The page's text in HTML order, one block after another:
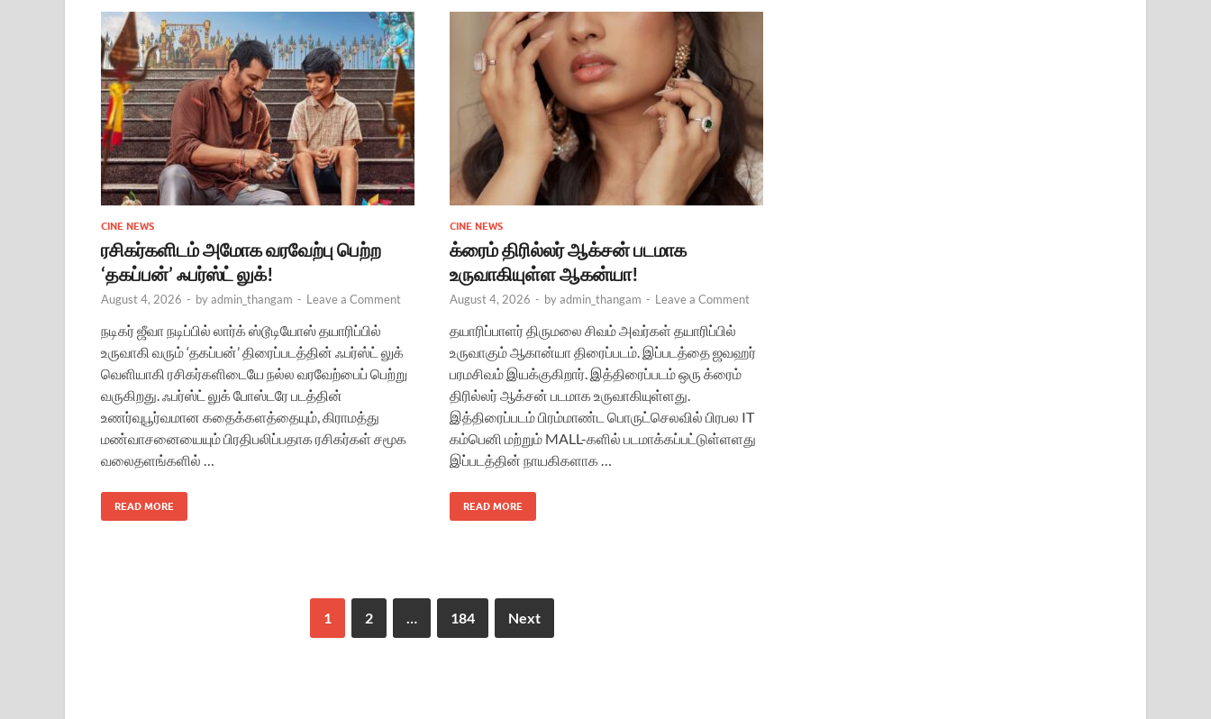
CINE NEWS
ரசிகர்களிடம் அமோக வரவேற்பு பெற்ற
‘தகப்பன்’ ஃபர்ஸ்ட் லுக்!
August 4, 2026 - byadmin_thangam - Leave a Comment
நடிகர் ஜீவா நடிப்பில் லார்க் ஸ்டூடியோஸ் தயாரிப்பில்
உருவாகி வரும் ‘தகப்பன்’ திரைப்படத்தின் ஃபர்ஸ்ட் லுக்
வெளியாகி ரசிகர்களிடையே நல்ல வரவேற்பைப் பெற்று
வருகிறது. ஃபர்ஸ்ட் லுக் போஸ்டரே படத்தின்
உணர்வுபூர்வமான கதைக்களத்தையும், கிராமத்து
மண்வாசனையையும் பிரதிபலிப்பதாக ரசிகர்கள் சமூக
வலைதளங்களில் …
READ MORE
CINE NEWS
க்ரைம் திரில்லர் ஆக்சன் படமாக
உருவாகியுள்ள ஆகன்யா!
August 4, 2026 - byadmin_thangam - Leave a Comment
தயாரிப்பாளர் திருமலை சிவம் அவர்கள் தயாரிப்பில்
உருவாகும் ஆகான்யா திரைப்படம். இப்படத்தை ஜவஹர்
பரமசிவம் இயக்குகிறார். இத்திரைப்படம் ஒரு க்ரைம்
திரில்லர் ஆக்சன் படமாக உருவாகியுள்ளது.
இத்திரைப்படம் பிரம்மாண்ட பொருட்செலவில் பிரபல IT
கம்பெனி மற்றும் MALL-களில் படமாக்கப்பட்டுள்ளளது
இப்படத்தின் நாயகிகளாக …
READ MORE
1 2 … 184 Next